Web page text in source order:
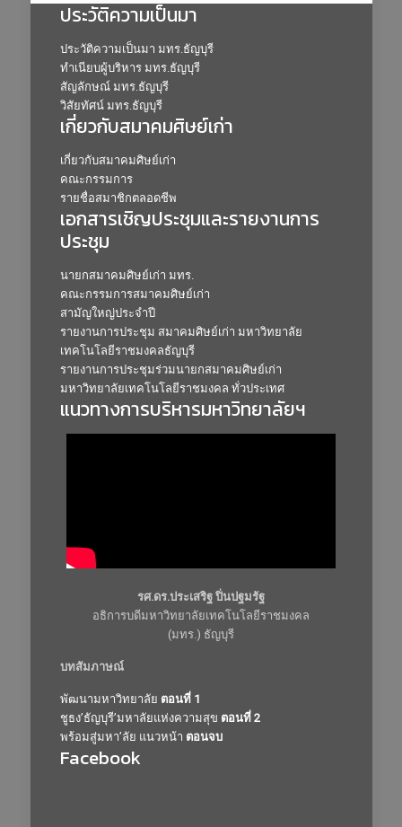
ประวัติความเป็นมา
ประวัติความเป็นมา มทร.ธัญบุรี
ทำเนียบผู้บริหาร มทร.ธัญบุรี
สัญลักษณ์ มทร.ธัญบุรี
วิสัยทัศน์ มทร.ธัญบุรี
เกี่ยวกับสมาคมศิษย์เก่า
เกี่ยวกับสมาคมศิษย์เก่า
คณะกรรมการ
รายชื่อสมาชิกตลอดชีพ
เอกสารเชิญประชุมและรายงานการ
ประชุม
นายกสมาคมศิษย์เก่า มทร.
คณะกรรมการสมาคมศิษย์เก่า
สามัญใหญ่ประจำปี
รายงานการประชุม สมาคมศิษย์เก่า มหาวิทยาลัย
เทคโนโลยีราชมงคลธัญบุรี
รายงานการประชุมร่วมนายกสมาคมศิษย์เก่า
มหาวิทยาลัยเทคโนโลยีราชมงคล ทั่วประเทศ
แนวทางการบริหารมหาวิทยาลัยฯ
รศ.ดร.ประเสริฐ ปิ่นปฐมรัฐ
อธิการบดีมหาวิทยาลัยเทคโนโลยีราชมงคล
(มทร.) ธัญบุรี
บทสัมภาษณ์
พัฒนามหาวิทยาลัย ตอนที่ 1
ชูธง’ธัญบุรี’มหาลัยแห่งความสุข ตอนที่ 2
พร้อมสู่มหา’ลัย แนวหน้า ตอนจบ
Facebook